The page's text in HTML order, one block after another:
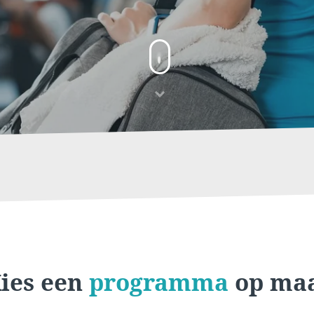
een programma op